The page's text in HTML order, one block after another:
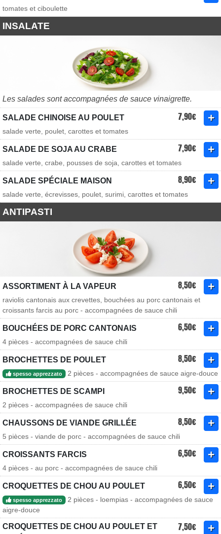
tomates et ciboulette
INSALATE
Les salades sont accompagnées de sauce vinaigrette.
SALADE CHINOISE AU POULET 7,90€
salade verte, poulet, carottes et tomates
SALADE DE SOJA AU CRABE 7,90€
salade verte, crabe, pousses de soja, carottes et tomates
SALADE SPÉCIALE MAISON 8,90€
salade verte, écrevisses, poulet, surimi, carottes et tomates
ANTIPASTI
ASSORTIMENT À LA VAPEUR 8,50€
raviolis cantonais aux crevettes, bouchées au porc cantonais et
croissants farcis au porc - accompagnées de sauce chili
BOUCHÉES DE PORC CANTONAIS 6,50€
4 pièces - accompagnées de sauce chili
BROCHETTES DE POULET 8,50€
spesso apprezzato 2 pièces - accompagnées de sauce aigre-douce
BROCHETTES DE SCAMPI 9,50€
2 pièces - accompagnées de sauce chili
CHAUSSONS DE VIANDE GRILLÉE 8,50€
5 pièces - viande de porc - accompagnées de sauce chili
CROISSANTS FARCIS 6,50€
4 pièces - au porc - accompagnées de sauce chili
CROQUETTES DE CHOU AU POULET 6,50€
spesso apprezzato
2 pièces - loempias - accompagnées de sauce
aigre-douce
CROQUETTES DE CHOU AU POULET ET
7,50€